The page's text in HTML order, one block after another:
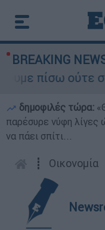
BREAKING
ούτε στον
δημοφιλές τώρα:
παρέσυρε νύφη λίγες
να πάει σπίτι...
┋ Οικονομία